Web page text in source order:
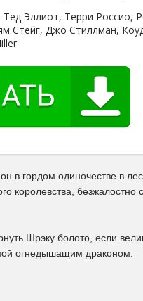
Эллиот, Терри Россио,
Стейг, Джо Стиллман,
гордом одиночестве в
королевства, безжалостно
Шрэку болото, если
огнедышащим драконом.